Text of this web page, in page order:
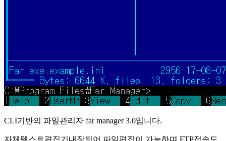
CLI기반의 파일관리자 far manager 3.0입니다.
자체텍스트편집기내장되어 파일편집이 가능하며 FTP접속도